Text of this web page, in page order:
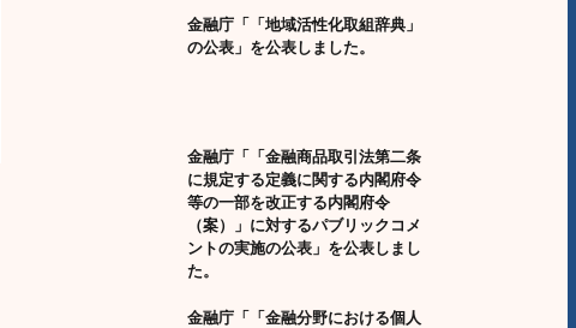
金融庁「「地域活性化取組辞典」
の公表」を公表しました。
金融庁「「金融商品取引法第二条
に規定する定義に関する内閣府令
等の一部を改正する内閣府令
（案）」に対するパブリックコメ
ントの実施の公表」を公表しまし
た。
金融庁「「金融分野における個人